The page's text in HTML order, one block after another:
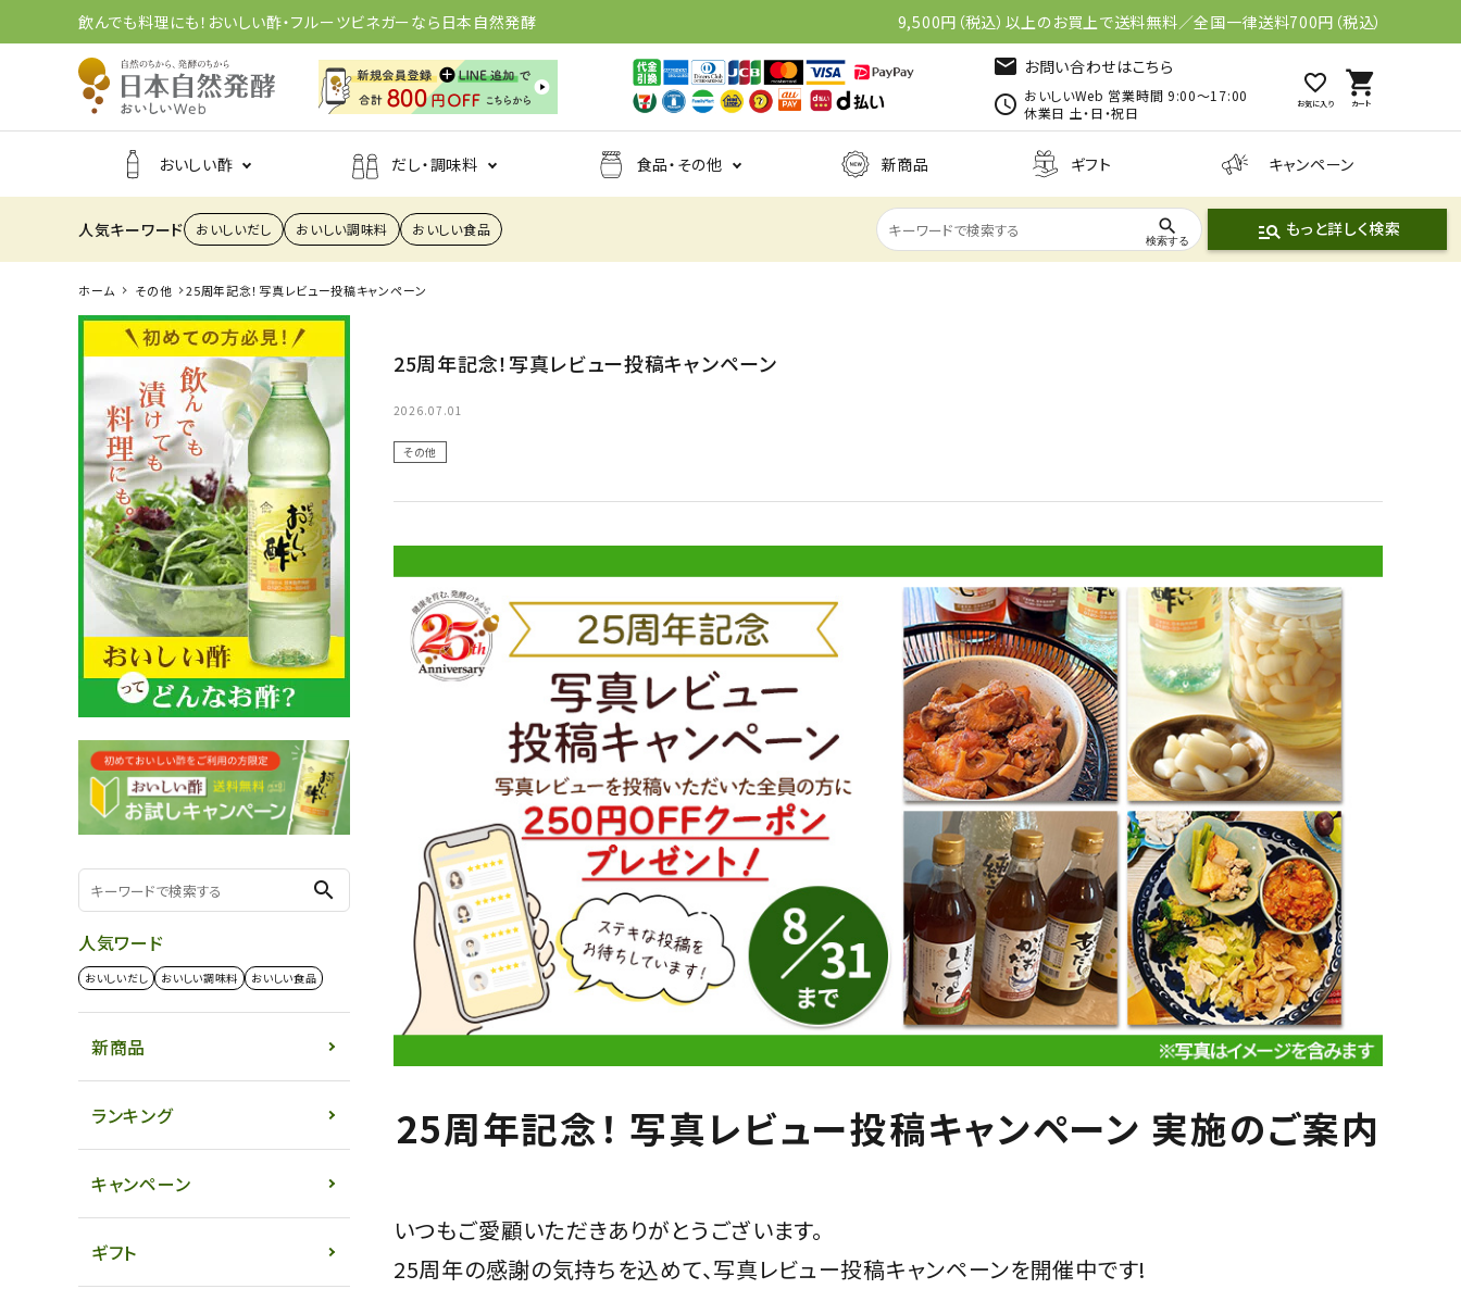
飲んでも料理にも！おいしい酢・フルーツビネガーなら日本自然発酵 9,500円（税込）以上のお買上で送料無料／全国一律送料700円（税込）
mail お問い合わせはこちら
schedule おいしいWeb 営業時間 9:00～17:00
休業日 土・日・祝日
お気に入り
shopping_cart
カート
おいしい酢
おいしい酢 瀬戸内レモン 山梨白桃
ーズの他商品
だし・調味料
全商品 だし（粉末） 調味料セット
白だし
味だし
根こんぶだし 鶏だし とまとだし 和食だし
焼きあごだし
かつおだし
食品・その他
甘味料
ごはんのおと
も
漬物
新商品 ギフト キャンペーン
人気キーワード おいしいだし おいしい調味料 おいしい食品 search manage_search もっと詳しく検索
search
おいしい調味料 おいしい食品
初めての方限定！送料無料のお試し商品
ランキング
キャンペーン
おいしいシリーズ
だし・調味料
食品・その他
価格から探す
INFORMATIOM
ホーム その他 25周年記念！写真レビュー投稿キャンペーン
25周年記念！写真レビュー投稿キャンペーン
2026.07.01
その他
25周年記念！ 写真レビュー投稿キャンペーン 実施のご案内
いつもご愛顧いただきありがとうございます。
25周年の感謝の気持ちを込めて、写真レビュー投稿キャンペーンを開催中です!
search
人気ワード
おいしいだし おいしい調味料 おいしい食品
新商品
ランキング
キャンペーン
ギフト